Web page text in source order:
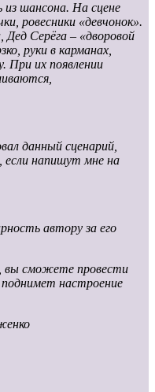
из шансона. На сцене
ровесники «девчонок».
Дед Серёга – «дворовой
руки в карманах,
При их появлении
данный сценарий,
если напишут мне на
автору за его
вы сможете провести
настроение